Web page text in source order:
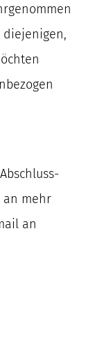
diejenigen,
an mehr
an